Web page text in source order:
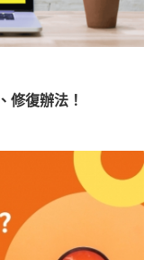
修復辦法！